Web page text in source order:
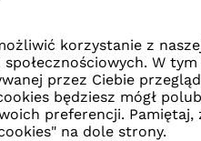
sposób logowania